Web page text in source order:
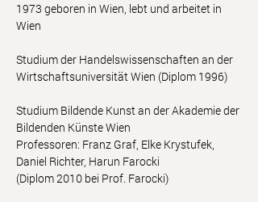
1973 geboren in Wien, lebt und arbeitet in
Wien
Studium der Handelswissenschaften an der
Wirtschaftsuniversität Wien (Diplom 1996)
Studium Bildende Kunst an der Akademie der
Bildenden Künste Wien
Professoren: Franz Graf, Elke Krystufek,
Daniel Richter, Harun Farocki
(Diplom 2010 bei Prof. Farocki)